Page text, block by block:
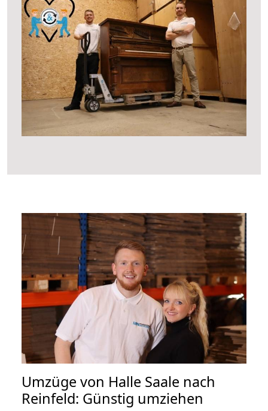
Umzüge von Halle Saale nach
Reinfeld: Günstig umziehen